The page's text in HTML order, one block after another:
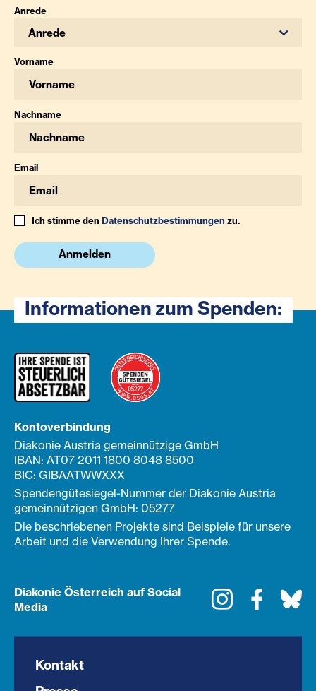
Anrede
Anrede
Vorname
Nachname
Email
Ich stimme denDatenschutzbestimmungenzu.
Anmelden
Informationen zum Spenden:
Kontoverbindung
Diakonie Austria gemeinnützige GmbH
IBAN: AT07 2011 1800 8048 8500
BIC: GIBAATWWXXX
Spendengütesiegel-Nummer der Diakonie Austria
gemeinnützigen GmbH: 05277
Die beschriebenen Projekte sind Beispiele für unsere
Arbeit und die Verwendung Ihrer Spende.
Diakonie Österreich auf Social
Media
Instagram
Kontakt